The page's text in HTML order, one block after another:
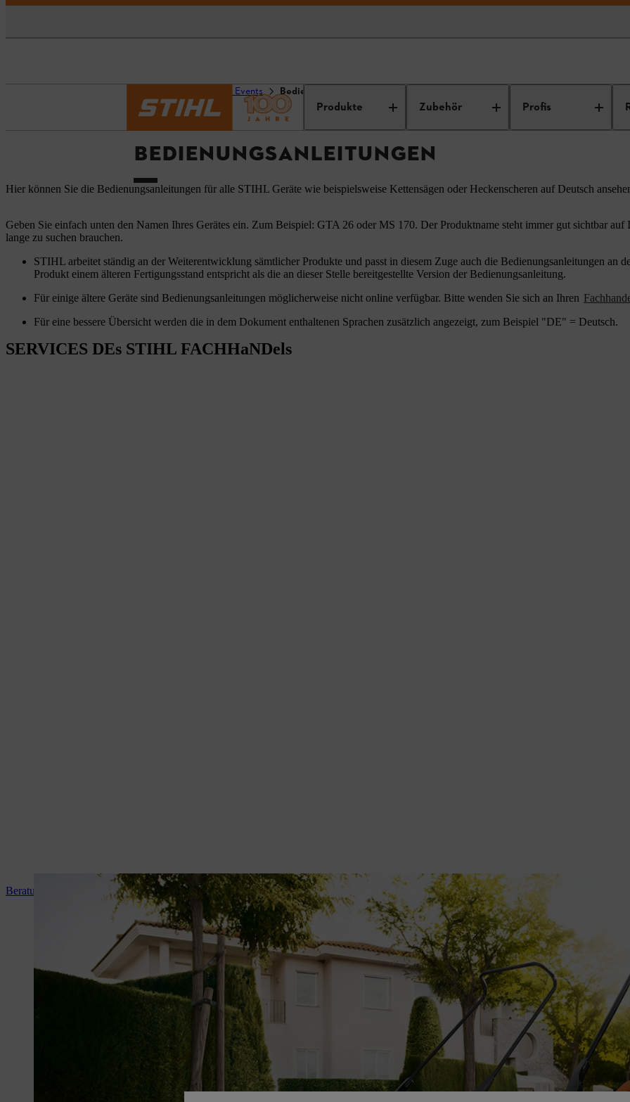
Produkte Zubehör Profis
Service und Events Bedienungsanleitungen
BEDIENUNGSANLEITUNGEN
Hier können Sie die Bedienungsanleitungen für alle STIHL Geräte wie beispielsweise Kettensägen oder Heckenscheren auf Deutsch
Geben Sie einfach unten den Namen Ihres Gerätes ein. Zum Beispiel: GTA 26 oder MS 170. Der Produktname steht immer gut sichtbar auf
lange zu suchen brauchen.
STIHL arbeitet ständig an der Weiterentwicklung sämtlicher Produkte und passt in diesem Zuge auch die Bedienungsanleitungen an
Produkt einem älteren Fertigungsstand entspricht als die an dieser Stelle bereitgestellte Version der Bedienungsanleitung.
Für einige ältere Geräte sind Bedienungsanleitungen möglicherweise nicht online verfügbar. Bitte wenden Sie sich an Ihren
Für eine bessere Übersicht werden die in dem Dokument enthaltenen Sprachen zusätzlich angezeigt, zum Beispiel "DE" = Deutsch.
SERVICES DEs STIHL FACHHaNDels
Beratung und Produkteinweisung